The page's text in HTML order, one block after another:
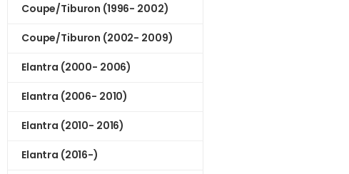
Coupe/Tiburon (1996- 2002)
Coupe/Tiburon (2002- 2009)
Elantra (2000- 2006)
Elantra (2006- 2010)
Elantra (2010- 2016)
Elantra (2016-)